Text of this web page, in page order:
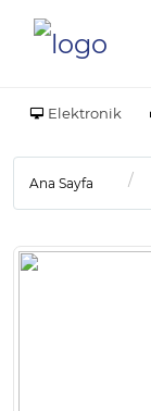
Elektronik
Ana Sayfa